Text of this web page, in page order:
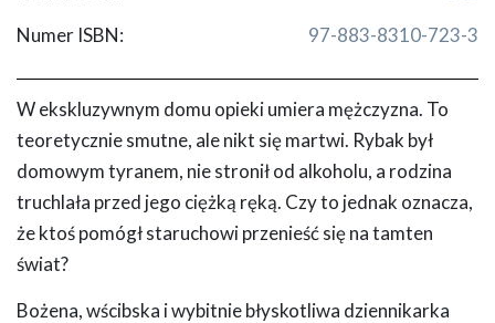
Numer ISBN:
97-883-8310-723-3
W ekskluzywnym domu opieki umiera mężczyzna. To
teoretycznie smutne, ale nikt się martwi. Rybak był
domowym tyranem, nie stronił od alkoholu, a rodzina
truchlała przed jego ciężką ręką. Czy to jednak oznacza,
że ktoś pomógł staruchowi przenieść się na tamten
świat?
Bożena, wścibska i wybitnie błyskotliwa dziennikarka